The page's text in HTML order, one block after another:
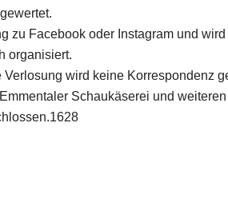
zu Facebook oder Instagram und
organisiert.
wird keine Korrespondenz
Schaukäserei und